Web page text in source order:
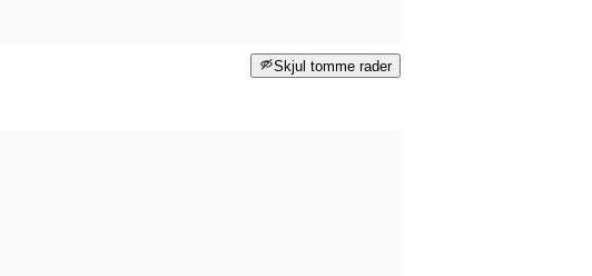
Skjul tomme rader